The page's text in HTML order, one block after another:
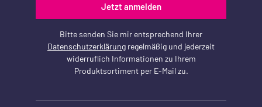
Jetzt anmelden
Bitte senden Sie mir entsprechend Ihrer
Datenschutzerklärung regelmäßig und jederzeit
widerruflich Informationen zu Ihrem
Produktsortiment per E-Mail zu.